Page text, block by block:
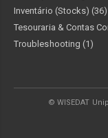
Inventário (Stocks) (36)
Tesouraria & Contas
Troubleshooting (1)
© WISEDAT